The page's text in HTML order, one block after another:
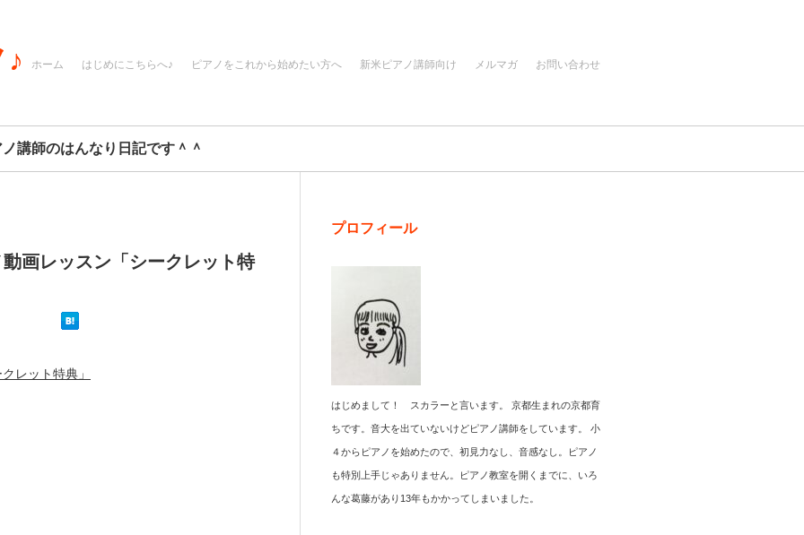
ホーム はじめにこちらへ♪ ピアノをこれから始めたい方へ 新米ピアノ講師向け メルマガ お問い合わせ
講師のはんなり日記です＾＾
画レッスン「シークレット特
レット特典」
プロフィール
はじめまして！ スカラーと言います。 京都生まれの京都育
ちです。音大を出ていないけどピアノ講師をしています。 小
４からピアノを始めたので、初見力なし、音感なし。ピアノ
も特別上手じゃありません。ピアノ教室を開くまでに、いろ
んな葛藤があり13年もかかってしまいました。